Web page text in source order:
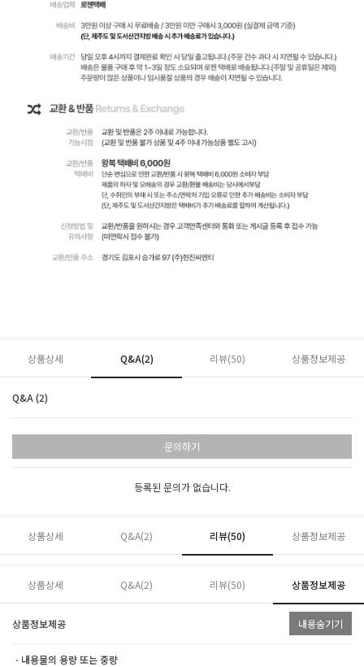
상품상세 Q&A(2) 리뷰(50) 상품정보제공
Q&A (2)
문의하기
등록된 문의가 없습니다.
상품상세 Q&A(2) 리뷰(50) 상품정보제공
상품상세 Q&A(2) 리뷰(50) 상품정보제공
상품정보제공 내용숨기기
ㆍ내용물의 용량 또는 중량